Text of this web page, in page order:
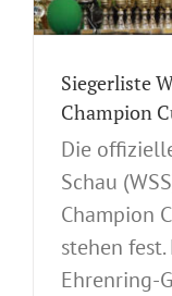
Siegerliste
Champion
Die
Schau
Champion
stehen
Ehrenring-